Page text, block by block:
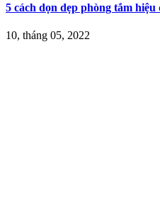
5 cách dọn dẹp phòng tắm
10, tháng 05, 2022